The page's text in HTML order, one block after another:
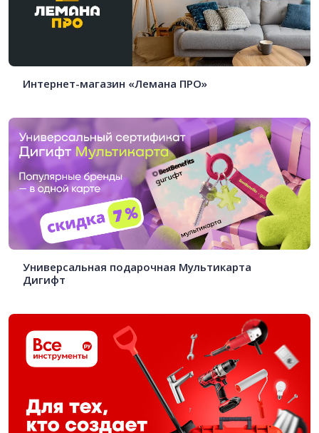
Интернет-магазин «Лемана ПРО»
Универсальная подарочная Мультикарта
Дигифт